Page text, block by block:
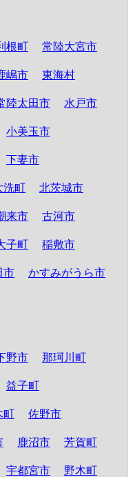
根町 常陸大宮市
嶋市 東海村
陸太田市 水戸市
小美玉市
下妻市
洗町 北茨城市
来市 古河市
子町 稲敷市
市 かすみがうら市
野市 那珂川町
益子町
町 佐野市
鹿沼市 芳賀町
宇都宮市 野木町